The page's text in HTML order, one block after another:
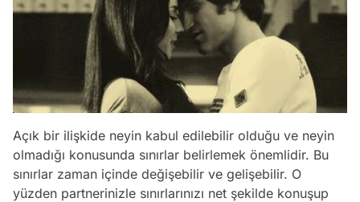
Açık bir ilişkide neyin kabul edilebilir olduğu ve neyin
olmadığı konusunda sınırlar belirlemek önemlidir. Bu
sınırlar zaman içinde değişebilir ve gelişebilir. O
yüzden partnerinizle sınırlarınızı net şekilde konuşup